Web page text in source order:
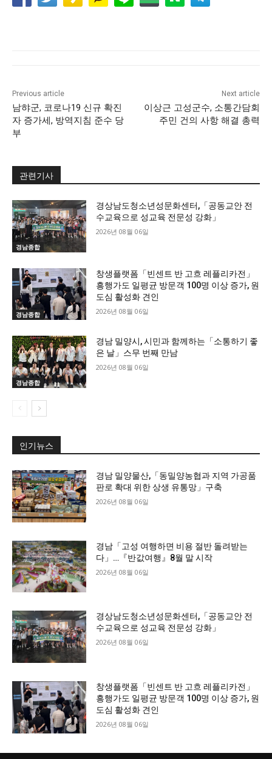
Previous article
남햐군, 코로나19 신규 확진
자 증가세, 방역지침 준수 당
부
Next article
이상근 고성군수, 소통간담회
주민 건의 사항 해결 총력
관련기사
경남종합
경상남도청소년성문화센터,「공동교안 전
수교육으로 성교육 전문성 강화」
2026년 08월 06일
경남종합
창생플랫폼「빈센트 반 고흐 레플리카전」
흥행가도 일평균 방문객 100명 이상 증가, 원
도심 활성화 견인
2026년 08월 06일
경남종합
경남 밀양시, 시민과 함께하는「소통하기 좋
은 날」스무 번째 만남
2026년 08월 06일
인기뉴스
경남 밀양물산,「동밀양농협과 지역 가공품
판로 확대 위한 상생 유통망」구축
2026년 08월 06일
경남「고성 여행하면 비용 절반 돌려받는
다」…『반값여행』8월 말 시작
2026년 08월 06일
경상남도청소년성문화센터,「공동교안 전
수교육으로 성교육 전문성 강화」
2026년 08월 06일
창생플랫폼「빈센트 반 고흐 레플리카전」
흥행가도 일평균 방문객 100명 이상 증가, 원
도심 활성화 견인
2026년 08월 06일